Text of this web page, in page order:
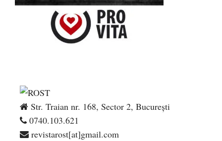
Str. Traian nr. 168, Sector 2, București
0740.103.621
revistarost[at]gmail.com